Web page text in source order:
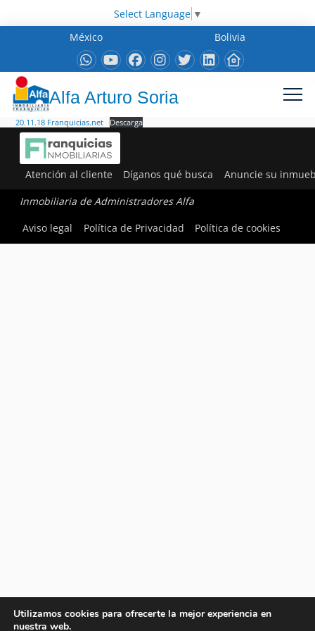
Select Language ▼
México
Bolivia
Alfa Arturo Soria
20.11.18 Franquicias.net Descarga
Atención al cliente Díganos qué busca Anuncie su
Inmobiliaria de Administradores Alfa
Aviso legal
Política de Privacidad Política de cookies
Utilizamos cookies para ofrecerte la mejor experiencia en
nuestra web.